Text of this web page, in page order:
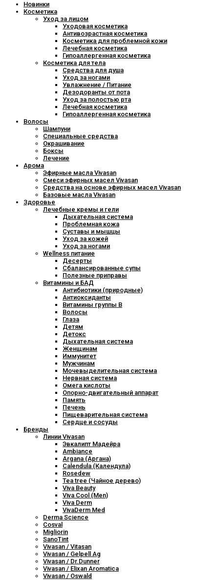
Новинки
Косметика
Уход за лицом
Уходовая косметика
Антивозрастная косметика
Косметика для проблемной кожи
Лечебная косметика
Гипоаллергенная косметика
Косметика для тела
Средства для душа
Уход за ногами
Увлажнение / Питание
Дезодоранты от пота
Уход за полостью рта
Лечебная косметика
Гипоаллергенная косметика
Волосы
Шампуни
Специальные средства
Окрашивание
Боксы
Лечение
Арома
Эфирные масла Vivasan
Смеси эфирных масел Vivasan
Средства на основе эфирных масел Vivasan
Базовые масла Vivasan
Здоровье
Лечебные кремы и гели
Дыхательная система
Проблемная кожа
Суставы и мышцы
Уход за кожей
Уход за ногами
Wellness питание
Десерты
Сбалансированные супы
Полезные приправы
Витамины и БАД
Антибиотики (природные)
Антиоксиданты
Витамины группы В
Волосы
Глаза
Детям
Детокс
Дыхательная система
Женщинам
Иммунитет
Мужчинам
Мочевыделительная система
Нервная система
Омега кислоты
Опорно-двигательный аппарат
Память
Печень
Пищеварительная система
Сердце и сосуды
Бренды
Линии Vivasan
Эвкалипт Мадейра
Ambiance
Argana (Аргана)
Calendula (Календула)
Rosedew
Tea tree (Чайное дерево)
Viva Beauty
Viva Cool (Men)
Viva Derm
VivaDerm Med
Derma Science
Cosval
Migliorin
SanoTint
Vivasan / Vitasan
Vivasan / Gelpell Ag
Vivasan / Dr.Dunner
Vivasan / Elixan Aromatica
Vivasan / Oswald